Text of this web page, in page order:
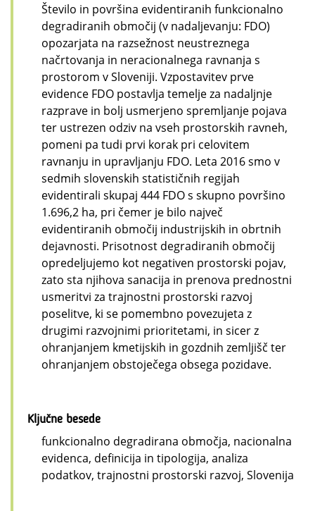
Število in površina evidentiranih funkcionalno
degradiranih območij (v nadaljevanju: FDO)
opozarjata na razsežnost neustreznega
načrtovanja in neracionalnega ravnanja s
prostorom v Sloveniji. Vzpostavitev prve
evidence FDO postavlja temelje za nadaljnje
razprave in bolj usmerjeno spremljanje pojava
ter ustrezen odziv na vseh prostorskih ravneh,
pomeni pa tudi prvi korak pri celovitem
ravnanju in upravljanju FDO. Leta 2016 smo v
sedmih slovenskih statističnih regijah
evidentirali skupaj 444 FDO s skupno površino
1.696,2 ha, pri čemer je bilo največ
evidentiranih območij industrijskih in obrtnih
dejavnosti. Prisotnost degradiranih območij
opredeljujemo kot negativen prostorski pojav,
zato sta njihova sanacija in prenova prednostni
usmeritvi za trajnostni prostorski razvoj
poselitve, ki se pomembno povezujeta z
drugimi razvojnimi prioritetami, in sicer z
ohranjanjem kmetijskih in gozdnih zemljišč ter
ohranjanjem obstoječega obsega pozidave.
Ključne besede
funkcionalno degradirana območja, nacionalna
evidenca, definicija in tipologija, analiza
podatkov, trajnostni prostorski razvoj, Slovenija